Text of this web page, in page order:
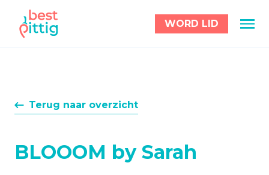
WORD LID
Terug naar overzicht
BLOOOM by Sarah